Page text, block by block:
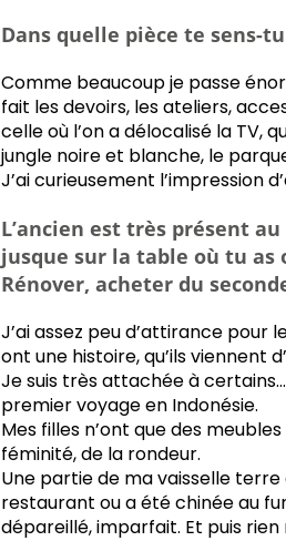
Dans quelle pièce te sens-
Comme beaucoup je passe
fait les devoirs, les ateliers,
celle où l’on a délocalisé la TV,
jungle noire et blanche, le
J’ai curieusement l’impression
L’ancien est très présent
jusque sur la table où tu as
Rénover, acheter du
J’ai assez peu d’attirance pour
ont une histoire, qu’ils viennent
Je suis très attachée à
premier voyage en Indonésie.
Mes filles n’ont que des
féminité, de la rondeur.
Une partie de ma vaisselle
restaurant ou a été chinée au
dépareillé, imparfait. Et puis rien